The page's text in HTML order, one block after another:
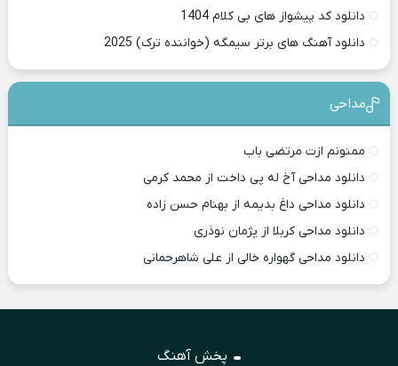
دانلود کد پیشواز های بی کلام 1404
دانلود آهنگ های برتر سیمگه (خواننده ترک) 2025
مداحی
ممنونم ازت مرتضی باب
دانلود مداحی آخ له پی داخت از محمد کرمی
دانلود مداحی داغ بدیمه از بهنام حسن زاده
دانلود مداحی کربلا از پژمان نوذری
دانلود مداحی گهواره خالی از علی شاهرحمانی
پخش آهنگ